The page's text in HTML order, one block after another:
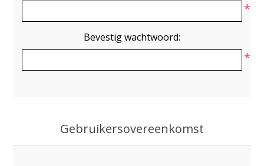
*
Bevestig wachtwoord:
*
Gebruikersovereenkomst